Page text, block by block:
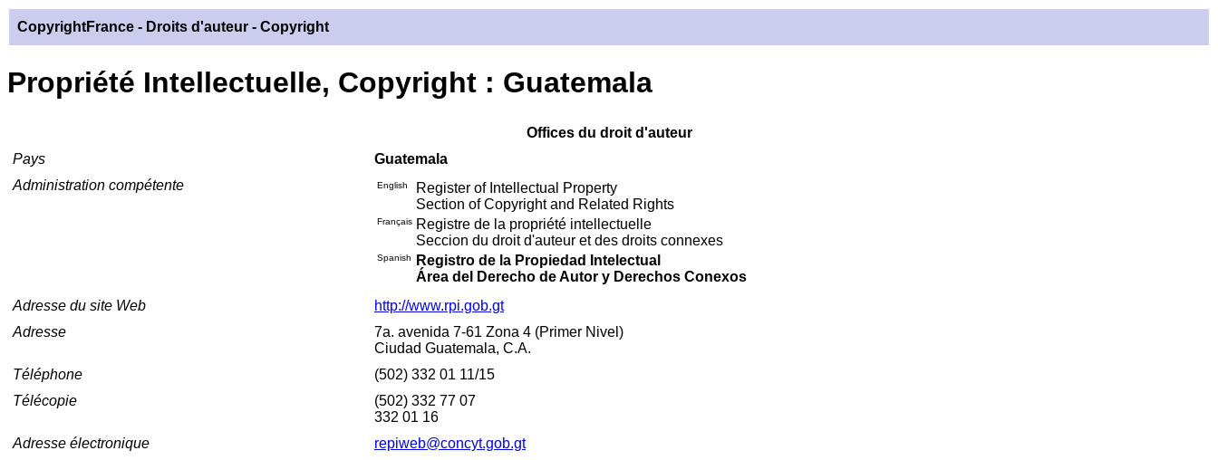
CopyrightFrance - Droits d'auteur - Copyright
Propriété Intellectuelle, Copyright : Guatemala
Offices du droit d'auteur
Pays
Guatemala
Administration compétente
English
Register of Intellectual Property
Section of Copyright and Related Rights
Français Registre de la propriété intellectuelle
Seccion du droit d'auteur et des droits connexes
Spanish
Registro de la Propiedad Intelectual
Área del Derecho de Autor y Derechos Conexos
Adresse du site Web
http://www.rpi.gob.gt
Adresse
7a. avenida 7-61 Zona 4 (Primer Nivel)
Ciudad Guatemala, C.A.
Téléphone
(502) 332 01 11/15
Télécopie
(502) 332 77 07
332 01 16
Adresse électronique
repiweb@concyt.gob.gt